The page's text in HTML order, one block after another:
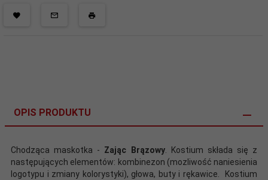
OPIS PRODUKTU
Chodząca maskotka - Zając Brązowy. Kostium składa się z
następujących elementów: kombinezon (mozliwość naniesienia
logotypu i zmiany kolorystyki), głowa, buty i rękawice. Kostium